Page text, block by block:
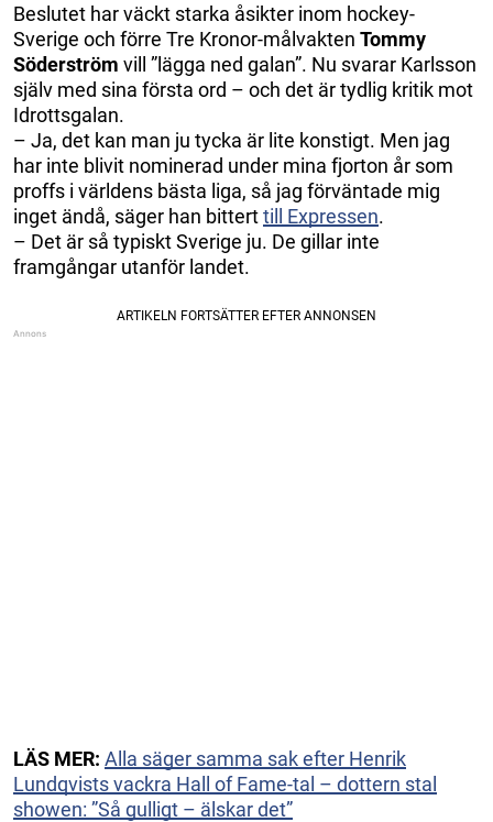
Beslutet har väckt starka åsikter inom hockey-
Sverige och förre Tre Kronor-målvakten Tommy
Söderström vill ”lägga ned galan”. Nu svarar Karlsson
själv med sina första ord – och det är tydlig kritik mot
Idrottsgalan.
– Ja, det kan man ju tycka är lite konstigt. Men jag
har inte blivit nominerad under mina fjorton år som
proffs i världens bästa liga, så jag förväntade mig
inget ändå, säger han bitterttill Expressen.
– Det är så typiskt Sverige ju. De gillar inte
framgångar utanför landet.
LÄS MER: Alla säger samma sak efter Henrik
Lundqvists vackra Hall of Fame-tal – dottern stal
showen: ”Så gulligt – älskar det”